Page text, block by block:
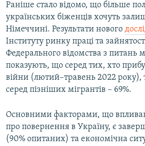
Раніше стало відомо, що більше
українських біженців хочуть
Німеччині. Результати нового
Інституту ринку праці та
Федерального відомства з питань
показують, що серед тих, хто
війни (лютий–травень 2022 року),
серед пізніших мігрантів – 69%.
Основними факторами, що
про повернення в Україну, є
(90% опитаних) та економічна